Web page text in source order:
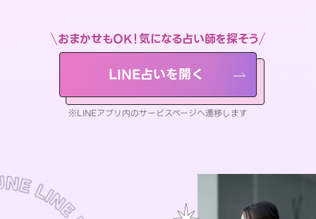
おまかせもOK！気になる占い師を探そう
LINE占いを開く
※LINEアプリ内のサービスページへ遷移します